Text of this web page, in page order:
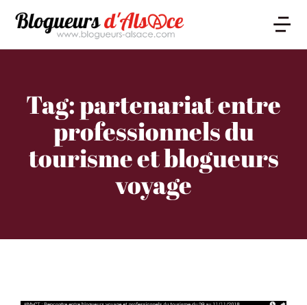
Tag: partenariat entre
professionnels du
tourisme et blogueurs
voyage